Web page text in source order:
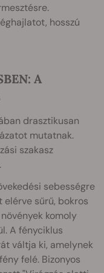
hosszú
A
drasztikusan
mutatnak.
szakasz
sebességre
elérve sűrű, bokros
komoly
A fényciklus
váltja ki, amelynek
felé. Bizonyos